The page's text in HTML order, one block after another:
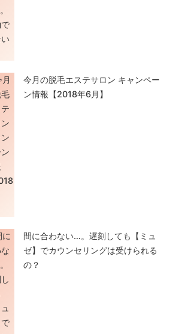
今月の脱毛エステサロン キャンペー
ン情報【2018年6月】
間に合わない…。遅刻しても【ミュ
ゼ】でカウンセリングは受けられる
の？